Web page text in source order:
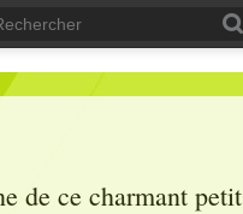
de ce charmant petit